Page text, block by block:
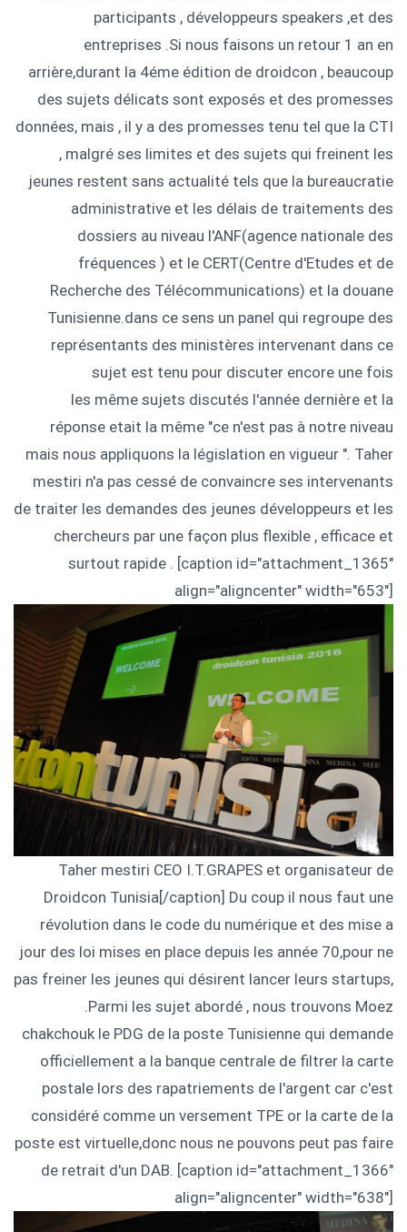
participants , développeurs speakers ,et des
entreprises .Si nous faisons un retour 1 an en
arrière,durant la 4éme édition de droidcon , beaucoup
des sujets délicats sont exposés et des promesses
données, mais , il y a des promesses tenu tel que la CTI
, malgré ses limites et des sujets qui freinent les
jeunes restent sans actualité tels que la bureaucratie
administrative et les délais de traitements des
dossiers au niveau l'ANF(agence nationale des
fréquences ) et le CERT(Centre d'Etudes et de
Recherche des Télécommunications) et la douane
Tunisienne.dans ce sens un panel qui regroupe des
représentants des ministères intervenant dans ce
sujet est tenu pour discuter encore une fois
les même sujets discutés l'année dernière et la
réponse etait la même "ce n'est pas à notre niveau
mais nous appliquons la législation en vigueur ". Taher
mestiri n'a pas cessé de convaincre ses intervenants
de traiter les demandes des jeunes développeurs et les
chercheurs par une façon plus flexible , efficace et
surtout rapide . [caption id="attachment_1365"
align="aligncenter" width="653"]
Taher mestiri CEO I.T.GRAPES et organisateur de
Droidcon Tunisia[/caption] Du coup il nous faut une
révolution dans le code du numérique et des mise a
jour des loi mises en place depuis les année 70,pour ne
pas freiner les jeunes qui désirent lancer leurs startups,
.Parmi les sujet abordé , nous trouvons Moez
chakchouk le PDG de la poste Tunisienne qui demande
officiellement a la banque centrale de filtrer la carte
postale lors des rapatriements de l'argent car c'est
considéré comme un versement TPE or la carte de la
poste est virtuelle,donc nous ne pouvons peut pas faire
de retrait d'un DAB. [caption id="attachment_1366"
align="aligncenter" width="638"]